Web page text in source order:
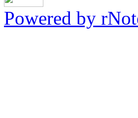
Powered by